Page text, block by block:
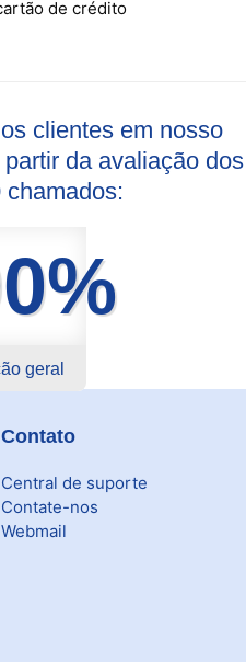
de crédito
clientes em nosso
da avaliação dos
chamados:
geral
Contato
Central de suporte
Contate-nos
Webmail